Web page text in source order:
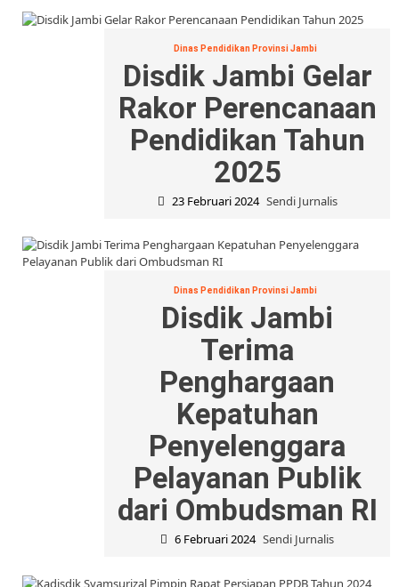
Dinas Pendidikan Provinsi Jambi
Disdik Jambi Gelar
Rakor Perencanaan
Pendidikan Tahun
2025
23 Februari 2024 Sendi Jurnalis
Dinas Pendidikan Provinsi Jambi
Disdik Jambi
Terima
Penghargaan
Kepatuhan
Penyelenggara
Pelayanan Publik
dari Ombudsman RI
6 Februari 2024 Sendi Jurnalis